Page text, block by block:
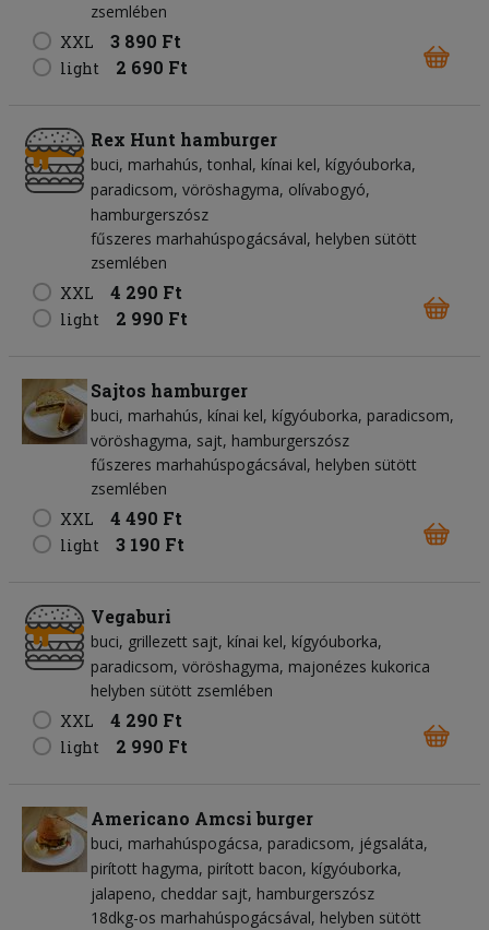
zsemlében
XXL
3 890 Ft
light 2 690 Ft
Rex Hunt hamburger
buci marhahús tonhal kínai kel kígyóuborka
paradicsom vöröshagyma olívabogyó
hamburgerszósz
fűszeres marhahúspogácsával, helyben sütött
zsemlében
XXL
4 290 Ft
light 2 990 Ft
Sajtos hamburger
buci marhahús kínai kel kígyóuborka paradicsom
vöröshagyma sajt hamburgerszósz
fűszeres marhahúspogácsával, helyben sütött
zsemlében
XXL
4 490 Ft
light 3 190 Ft
Vegaburi
buci grillezett sajt kínai kel kígyóuborka
paradicsom vöröshagyma majonézes kukorica
helyben sütött zsemlében
XXL
4 290 Ft
light 2 990 Ft
Americano Amcsi burger
buci marhahúspogácsa paradicsom jégsaláta
pirított hagyma pirított bacon kígyóuborka
jalapeno cheddar sajt hamburgerszósz
18dkg-os marhahúspogácsával, helyben sütött